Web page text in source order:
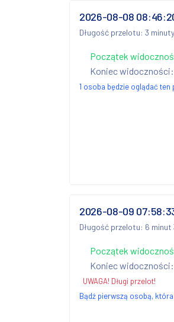
2026-08-08
Długość przelotu: 3
Początek
Koniec
1 osoba będzie oglądać ten
2026-08-09
Długość przelotu: 6 minut
Początek
Koniec
UWAGA! Długi przelot!
Bądź pierwszą osobą,